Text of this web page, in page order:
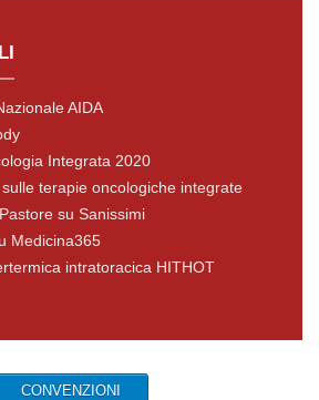
AIDA
Integrata 2020
terapie oncologiche integrate
su Sanissimi
Medicina365
intratoracica HITHOT
CONVENZIONI